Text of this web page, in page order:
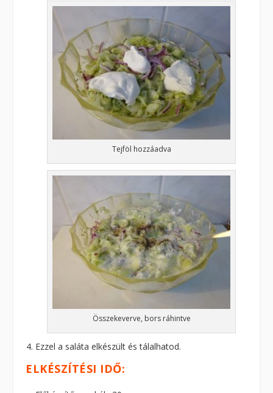
Tejföl hozzáadva
Összekeverve, bors ráhintve
Ezzel a saláta elkészült és tálalhatod.
ELKÉSZÍTÉSI IDŐ: